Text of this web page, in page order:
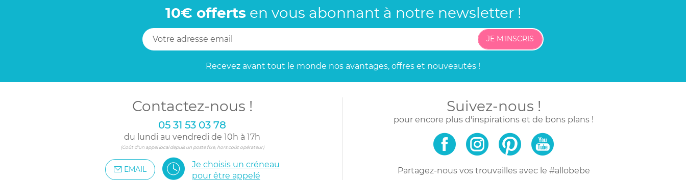
10€ offertsen vous abonnantà notre newsletter !
JE M'INSCRIS
Recevez avant tout le monde nos avantages, offres et nouveautés !
Contactez-nous !
05 31 53 03 78
du lundi au vendredi de 10h à 17h
(Coût d'un appel local depuis un poste fixe, hors coût opérateur)
EMAIL
Je choisis un créneau
pour être appelé
Suivez-nous !
pour encore plus d'inspirations et de bons plans !
Partagez-nous vos trouvaillesavec le #allobebe